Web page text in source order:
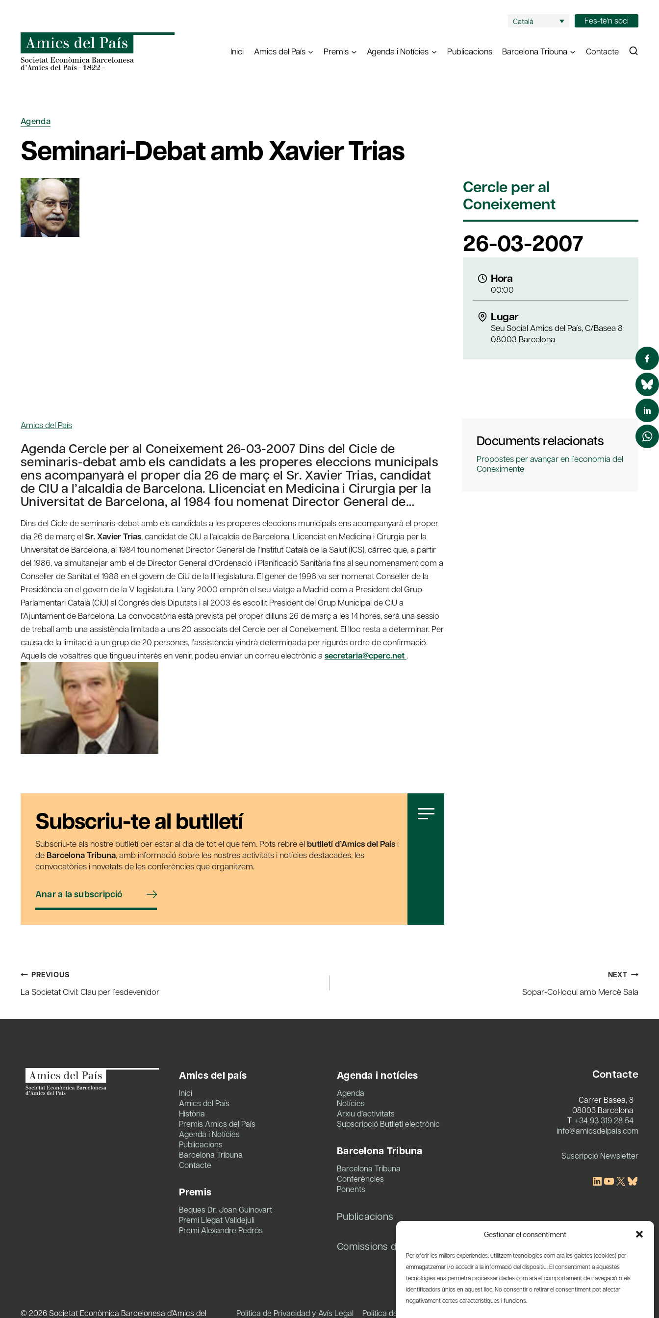
Gestionar el consentiment
Per oferir les millors experiències, utilitzem tecnologies com ara les galetes (cookies) per
emmagatzemar i/o accedir a la informació del dispositiu. El consentiment a aquestes
tecnologies ens permetrà processar dades com ara el comportament de navegació o els
identificadors únics en aquest lloc. No consentir o retirar el consentiment pot afectar
negativament certes característiques i funcions.
content
Català Fes-te'n soci
Inici Amics del País Premis Agenda i Notícies Publicacions Barcelona Tribuna Contacte
Agenda
Seminari-Debat amb Xavier Trias
Cercle per al
Coneixement
26-03-2007
Hora
00:00
Lugar
Seu Social Amics del País, C/Basea 8
08003 Barcelona
Amics del País
Agenda Cercle per al Coneixement 26-03-2007 Dins del Cicle de
seminaris-debat amb els candidats a les properes eleccions municipals
ens acompanyarà el proper dia 26 de març el Sr. Xavier Trias, candidat
de CIU a l’alcaldia de Barcelona. Llicenciat en Medicina i Cirurgia per la
Universitat de Barcelona, al 1984 fou nomenat Director General de…
Dins del Cicle de seminaris-debat amb els candidats a les properes eleccions municipals ens acompanyarà el proper
dia 26 de març elSr. Xavier Trias, candidat de CIU a l’alcaldia de Barcelona. Llicenciat en Medicina i Cirurgia per la
Universitat de Barcelona, al 1984 fou nomenat Director General de l’Institut Català de la Salut (ICS), càrrec que, a partir
del 1986, va simultanejar amb el de Director General d’Ordenació i Planificació Sanitària fins al seu nomenament com a
Conseller de Sanitat el 1988 en el govern de CiU de la III legislatura. El gener de 1996 va ser nomenat Conseller de la
Presidència en el govern de la V legislatura. L’any 2000 emprèn el seu viatge a Madrid com a President del Grup
Parlamentari Català (CiU) al Congrés dels Diputats i al 2003 és escollit President del Grup Municipal de CiU a
l’Ajuntament de Barcelona. La convocatòria està prevista pel proper dilluns 26 de març a les 14 hores, serà una sessio
de treball amb una assistència limitada a uns 20 associats del Cercle per al Coneixement. El lloc resta a determinar. Per
causa de la limitació a un grup de 20 persones, l’assistència vindrà determinada per rigurós ordre de confirmació.
Aquells de vosaltres que tingueu interès en venir, podeu enviar un correu electrònic a secretaria@cperc.net .
Subscriu-te al butlletí
Subscriu-te als nostre butlletí per estar al dia de tot el que fem. Pots rebre el butlletí d’Amics del País i
de Barcelona Tribuna, amb informació sobre les nostres activitats i notícies destacades, les
convocatòries i novetats de les conferències que organitzem.
Anar a la subscripció
Documents relacionats
Propostes per avançar en l´economia del
Coneximente
Post
navigation
PREVIOUS
La Societat Civil: Clau per l´esdevenidor
NEXT
Sopar-Col·loqui amb Mercè Sala
Amics del país
Inici
Amics del País
Història
Premis Amics del País
Agenda i Notícies
Publicacions
Barcelona Tribuna
Contacte
Premis
Beques Dr. Joan Guinovart
Premi Llegat Valldejuli
Premi Alexandre Pedrós
Agenda i notícies
Agenda
Notícies
Arxiu d’activitats
Subscripció Butlletí electrònic
Barcelona Tribuna
Barcelona Tribuna
Conferències
Ponents
Publicacions
Comissions de treball
Contacte
Carrer Basea, 8
08003 Barcelona
T. +34 93 319 28 54
info@amicsdelpais.com
Suscripció Newsletter
LinkedIn
YouTube
X
© 2026 Societat Econòmica Barcelonesa d'Amics del Política de Privacidad y Avís Legal Política de Cookies